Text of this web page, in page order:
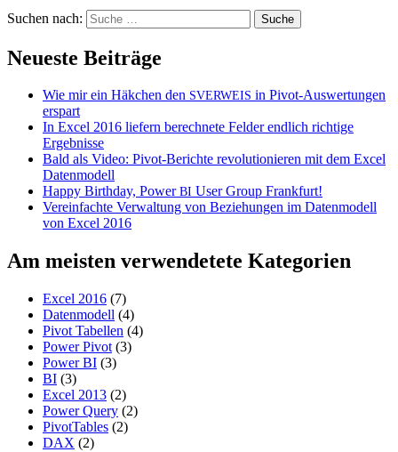
Suchen nach:
Neueste Beiträge
Wie mir ein Häkchen den SVERWEIS in Pivot-Auswertungen
erspart
In Excel 2016 liefern berechnete Felder endlich richtige
Ergebnisse
Bald als Video: Pivot-Berichte revolutionieren mit dem Excel
Datenmodell
Happy Birthday, PowerBI User Group Frankfurt!
Vereinfachte Verwaltung von Beziehungen im Datenmodell
von Excel 2016
Am meisten verwendetete Kategorien
Excel 2016 (7)
Datenmodell (4)
Pivot Tabellen (4)
Power Pivot (3)
Power BI (3)
BI (3)
Excel 2013 (2)
Power Query (2)
PivotTables (2)
DAX (2)